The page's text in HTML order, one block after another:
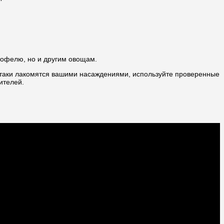
но и другим овощам.
лакомятся вашими насаждениями, используйте проверенные